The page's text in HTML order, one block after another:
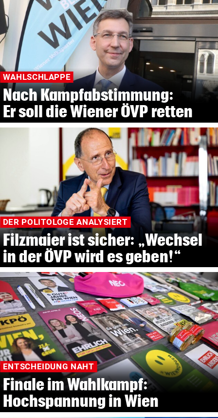
WAHLSCHLAPPE
Nach Kampfabstimmung:
Er soll die Wiener ÖVP retten
DER POLITOLOGE ANALYSIERT
Filzmaier ist sicher: „Wechsel
in der ÖVP wird es geben!“
ENTSCHEIDUNG NAHT
Finale im Wahlkampf:
Hochspannung in Wien